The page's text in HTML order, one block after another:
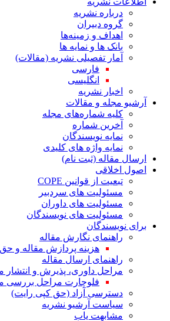
درباره نشریه
گروه دبیران
اهداف و زمینه‌ها
بانک ها و نمایه ها
آمار تفصیلی نشریه (مقالات)
فارسی
انگلیسی
اخبار نشریه
آرشیو مجله و مقالات
کلیه شماره‌های مجله
آخرین شماره
نمایه نویسندگان
نمایه واژه های کلیدی
ارسال مقاله (ثبت نام)
اصول اخلاقی
تبعیت از قوانین COPE
مسئولیت های سردبیر
مسئولیت های داوران
مسئولیت های نویسندگان
برای نویسندگان
راهنمای نگارش مقاله
هزینه پردازش مقاله و حق
راهنمای ارسال مقاله
مراحل داوری، پذیرش و انتشار
فلوچارت مراحل بررسی
دسترسی آزاد (حق کپی رایت)
سیاست آرشیو نشریه
مشابهت یاب